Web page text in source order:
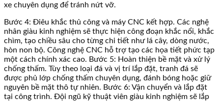
xe chuyên dụng để tránh nứt vỡ.
Bước 4: Điêu khắc thủ công và máy CNC kết hợp. Các nghệ
nhân giàu kinh nghiệm sẽ thực hiện công đoạn khắc nổi, khắc
chìm, tạo chiều sâu cho từng chi tiết như lá cây, dòng nước,
hòn non bộ. Công nghệ CNC hỗ trợ tạo các họa tiết phức tạp
một cách chính xác cao. Bước 5: Hoàn thiện bề mặt và xử lý
chống thấm. Tùy theo loại đá và vị trí lắp đặt, tranh đá sẽ
được phủ lớp chống thấm chuyên dụng, đánh bóng hoặc giữ
nguyên bề mặt thô tự nhiên. Bước 6: Vận chuyển và lắp đặt
tại công trình. Đội ngũ kỹ thuật viên giàu kinh nghiệm sẽ lắp